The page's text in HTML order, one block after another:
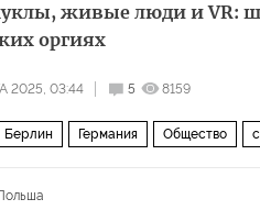
живые люди и VR:
оргиях
2025, 03:44 5 8159
Берлин Германия Общество